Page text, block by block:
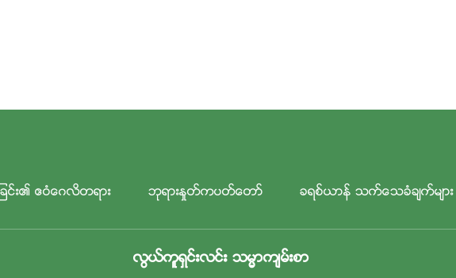
င္း၏ ဧဝံေဂလိတရား ဘုရားႏႈတ္ကပတ္ေတာ္ ခရစ္ယာန္ သက္ေသခံခ်က္မ်ား
လြယ္ကူရွင္းလင္း သမၼာက်မ္းစာ